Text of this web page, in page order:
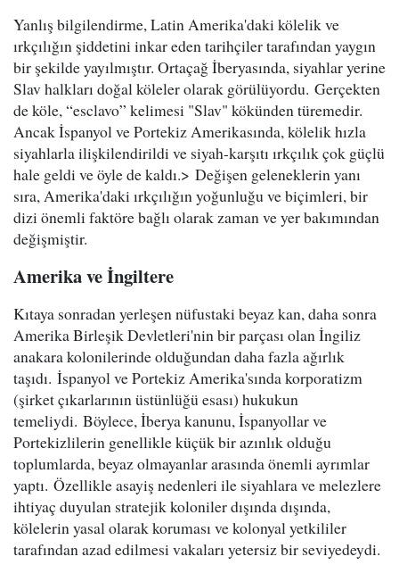
Yanlış bilgilendirme, Latin Amerika'daki kölelik ve
ırkçılığın şiddetini inkar eden tarihçiler tarafından yaygın
bir şekilde yayılmıştır. Ortaçağ İberyasında, siyahlar yerine
Slav halkları doğal köleler olarak görülüyordu. Gerçekten
de köle, “esclavo” kelimesi "Slav" kökünden türemedir.
Ancak İspanyol ve Portekiz Amerikasında, kölelik hızla
siyahlarla ilişkilendirildi ve siyah-karşıtı ırkçılık çok güçlü
hale geldi ve öyle de kaldı.> Değişen geleneklerin yanı
sıra, Amerika'daki ırkçılığın yoğunluğu ve biçimleri, bir
dizi önemli faktöre bağlı olarak zaman ve yer bakımından
değişmiştir.
Amerika ve İngiltere
Kıtaya sonradan yerleşen nüfustaki beyaz kan, daha sonra
Amerika Birleşik Devletleri'nin bir parçası olan İngiliz
anakara kolonilerinde olduğundan daha fazla ağırlık
taşıdı. İspanyol ve Portekiz Amerika'sında korporatizm
(şirket çıkarlarının üstünlüğü esası) hukukun
temeliydi. Böylece, İberya kanunu, İspanyollar ve
Portekizlilerin genellikle küçük bir azınlık olduğu
toplumlarda, beyaz olmayanlar arasında önemli ayrımlar
yaptı. Özellikle asayiş nedenleri ile siyahlara ve melezlere
ihtiyaç duyulan stratejik koloniler dışında dışında,
kölelerin yasal olarak koruması ve kolonyal yetkililer
tarafından azad edilmesi vakaları yetersiz bir seviyedeydi.